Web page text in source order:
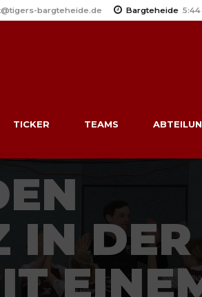
bargteheide.de Bargteheide 5:44
TICKER TEAMS
IN DER